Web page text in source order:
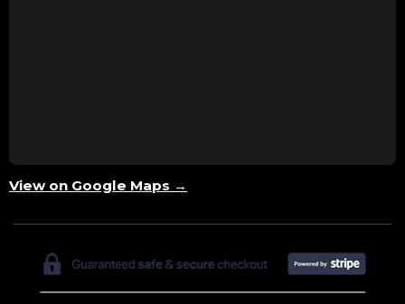
View on Google Maps →